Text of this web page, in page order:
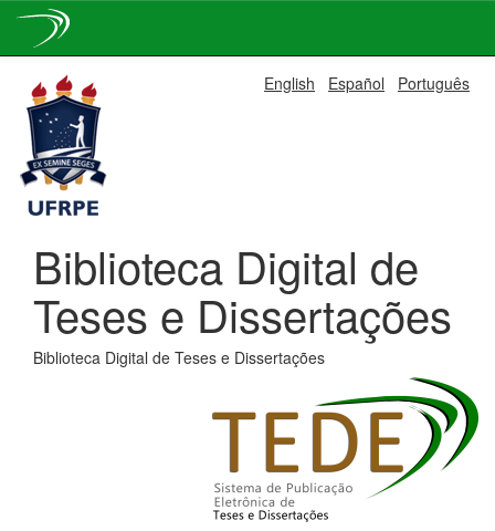
navigation
English Español Português
Biblioteca Digital de
Teses e Dissertações
Biblioteca Digital de Teses e Dissertações